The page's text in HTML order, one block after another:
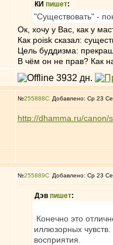
КИ пишет:
"Существовать" -
Ок, хочу у Вас, как у
Как poisk сказал:
Цель буддизма:
В чём он не прав? Как
№255888 Добавлено: Ср 23
http://dhamma.ru/canon/
№255889 Добавлено: Ср 23
Дэв пишет:
Конечно это
иллюзорных
восприятия.